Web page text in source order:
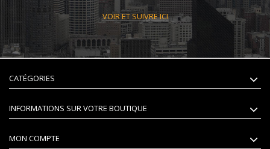
VOIR ET SUIVRE ICI
CATÉGORIES
INFORMATIONS SUR VOTRE BOUTIQUE
MON COMPTE